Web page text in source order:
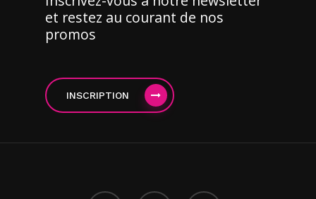
et restez au courant de nos
promos
INSCRIPTION